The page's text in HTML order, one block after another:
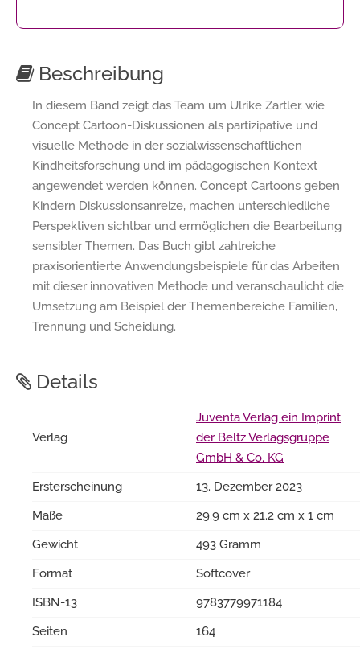
Beschreibung
In diesem Band zeigt das Team um Ulrike Zartler, wie
Concept Cartoon-Diskussionen als partizipative und
visuelle Methode in der sozialwissenschaftlichen
Kindheitsforschung und im pädagogischen Kontext
angewendet werden können. Concept Cartoons geben
Kindern Diskussionsanreize, machen unterschiedliche
Perspektiven sichtbar und ermöglichen die Bearbeitung
sensibler Themen. Das Buch gibt zahlreiche
praxisorientierte Anwendungsbeispiele für das Arbeiten
mit dieser innovativen Methode und veranschaulicht die
Umsetzung am Beispiel der Themenbereiche Familien,
Trennung und Scheidung.
Details
Verlag
Juventa Verlag ein Imprint
der Beltz Verlagsgruppe
GmbH & Co. KG
Ersterscheinung
13. Dezember 2023
Maße
29.9 cm x 21.2 cm x 1 cm
Gewicht
493 Gramm
Format
Softcover
ISBN-13
9783779971184
Seiten
164